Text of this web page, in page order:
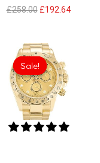
£258.00 £192.64
Sale!
Sale!
Original
price
was:
£301.00.